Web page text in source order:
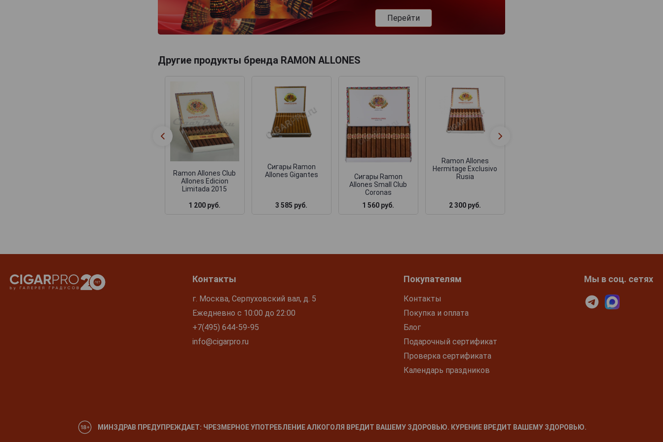
Перейти
Другие продукты бренда RAMON ALLONES
Ramon Allones Club
Allones Edicion
Limitada 2015
1 200 руб.
Сигары Ramon
Allones Gigantes
3 585 руб.
Сигары Ramon
Allones Small Club
Coronas
1 560 руб.
Ramon Allones
Hermitage Exclusivo
Rusia
2 300 руб.
Контакты
г. Москва, Серпуховский вал, д. 5
Ежедневно с 10:00 до 22:00
+7(495) 644-59-95
info@cigarpro.ru
Покупателям
Контакты
Покупка и оплата
Блог
Подарочный сертификат
Проверка сертификата
Календарь праздников
Мы в соц. сетях
МИНЗДРАВ ПРЕДУПРЕЖДАЕТ: ЧРЕЗМЕРНОЕ УПОТРЕБЛЕНИЕ АЛКОГОЛЯ ВРЕДИТ ВАШЕМУ ЗДОРОВЬЮ. КУРЕНИЕ ВРЕДИТ ВАШЕМУ ЗДОРОВЬЮ.